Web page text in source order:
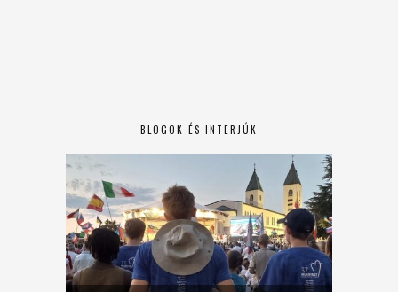
BLOGOK ÉS INTERJÚK